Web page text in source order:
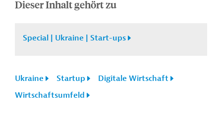
Dieser Inhalt gehört zu
Special | Ukraine | Start-ups
Ukraine Startup
Digitale Wirtschaft
Wirtschaftsumfeld